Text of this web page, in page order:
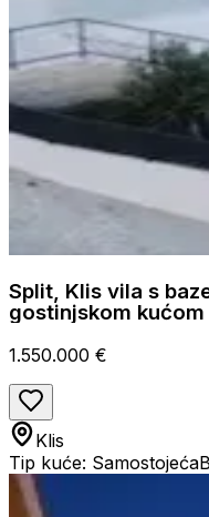
Split, Klis vila s
gostinjskom
1.550.000 €
Klis
Tip kuće: Samostojeća